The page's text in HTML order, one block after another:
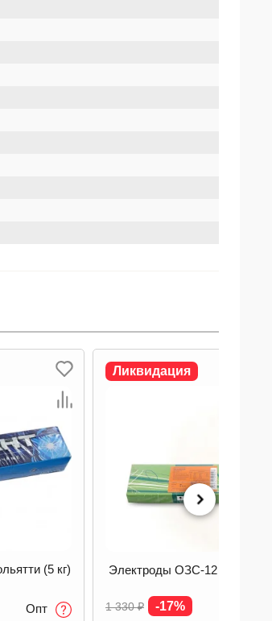
(5 кг)
Опт
Ликвидация
Электроды МР-3 d 3.0 мм
360₽ -31%